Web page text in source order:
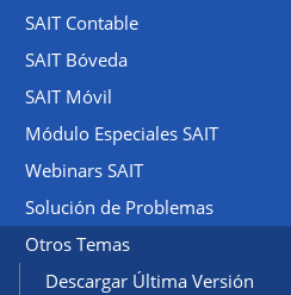
SAIT Contable
SAIT Bóveda
SAIT Móvil
Módulo Especiales SAIT
Webinars SAIT
Solución de Problemas
Otros Temas
Descargar Última Versión